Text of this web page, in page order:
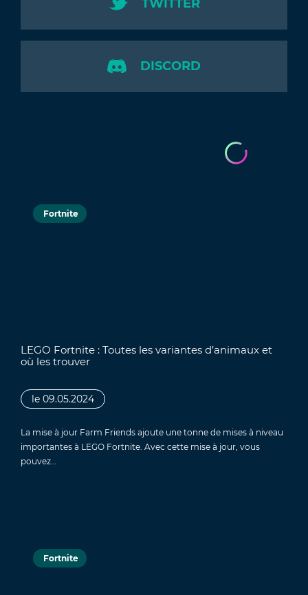
TWITTER
DISCORD
Fortnite
LEGO Fortnite : Toutes les variantes d’animaux et
où les trouver
le 09.05.2024
La mise à jour Farm Friends ajoute une tonne de mises à niveau
importantes à LEGO Fortnite. Avec cette mise à jour, vous
pouvez…
Fortnite